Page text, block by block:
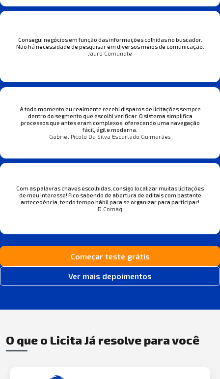
Consegui negócios em função das informações colhidas no buscador.
Não há necessidade de pesquisar em diversos meios de comunicação.
Jauro Comunale
A todo momento eu realmente recebi disparos de licitações sempre
dentro do segmento que escolhi verificar. O sistema simplifica
processos que antes eram complexos, oferecendo uma navegação
fácil, ágil e moderna.
Gabriel Picolo Da Silva Escarlado Guimarães
Com as palavras chaves escolhidas, consigo localizar muitas licitações
de meu interesse! Fico sabendo de abertura de editais com bastante
antecedência, tendo tempo hábil para se organizar para participar!
D Comaq
Começar teste grátis
Ver mais depoimentos
O que o Licita Já resolve para você